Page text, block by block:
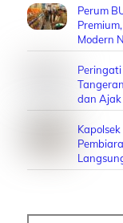
Perum
Modern
dan Ajak